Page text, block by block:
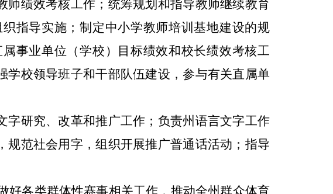
绩效考核工作；统筹规划和指导教师继续教育
指导实施；制定中小学教师培训基地建设的规
事业单位（学校）
目标绩效和校长绩效考核工
学校领导班子和干部队伍建设，参与有关直属单
字研究、改革和推广工作；负责州语言文字工作
范社会用字，组织开展推广普通话活动；指导
好各类群体性赛事相关工作，推动全州群众体育